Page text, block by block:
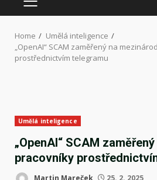
PRIMARY
MENU
Home
Umělá inteligence
„OpenAI“ SCAM zaměřený na
prostřednictvím telegramu
Umělá inteligence
„OpenAI“ SCAM
pracovníky
Martin Mareček 25. 2. 2025